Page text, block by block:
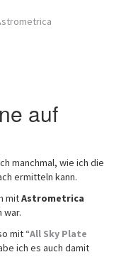
auf
manchmal, wie ich die
ermitteln kann.
mitAstrometrica
war.
mit “All Sky Plate
ich es auch damit